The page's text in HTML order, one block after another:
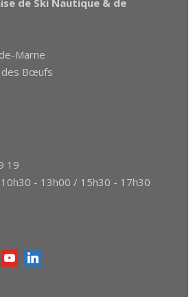
Marne
des Bœufs
19
- 13h00 / 15h30 - 17h30